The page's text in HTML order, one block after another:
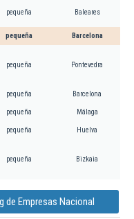
pequeña Baleares
pequeña Barcelona
pequeña Pontevedra
pequeña Barcelona
pequeña Málaga
pequeña Huelva
pequeña Bizkaia
de Empresas Nacional